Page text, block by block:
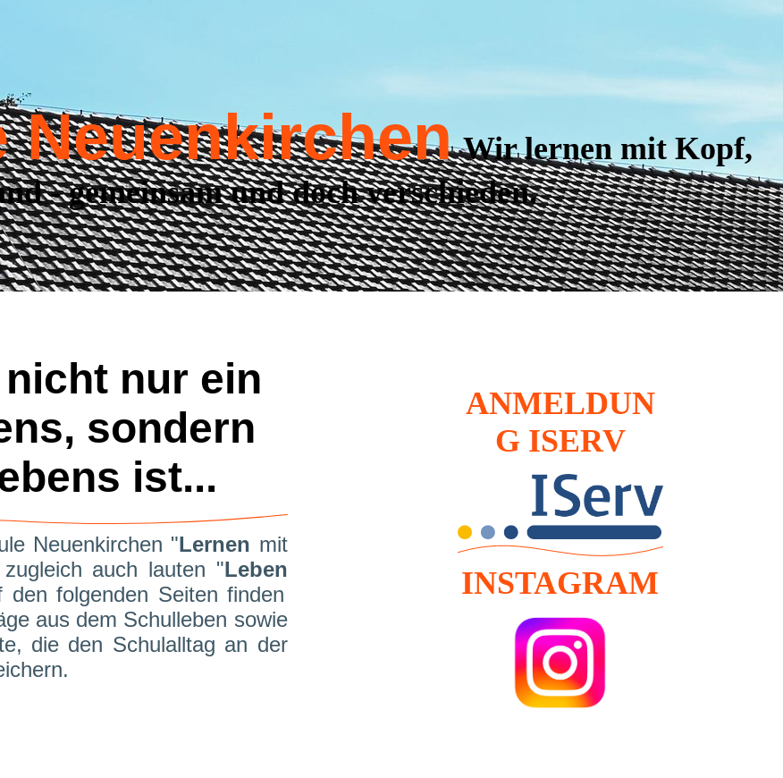
Neuenkirchen Wir lernen mit Kopf,
- gemeinsam und doch verschieden.
nur ein
sondern
ist...
Neuenkirchen "Lernen mit
auch lauten "Leben
folgenden Seiten finden
aus dem Schulleben sowie
die den Schulalltag an der
ANMELDUN
G ISERV
INSTAGRAM